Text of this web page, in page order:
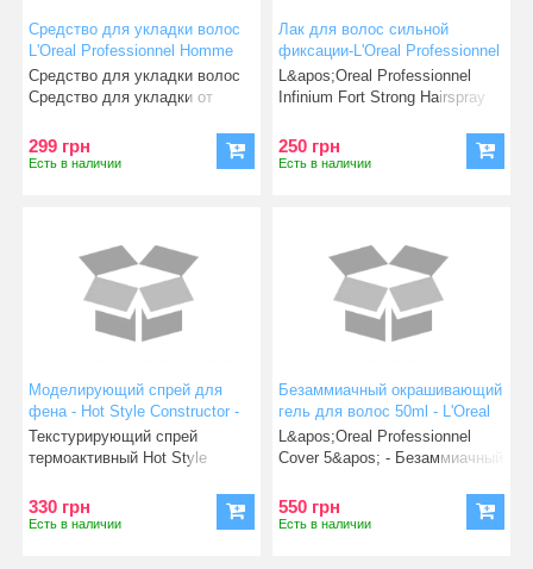
Средство для укладки волос
L'Oreal Professionnel Homme
MAT Haltegrad 4 Pomade mit
Matt-Effekt 80 ml
Средство для укладки волос
Средство для укладки от
299 грн
Есть в наличии
Лак для волос сильной
фиксации-L'Oreal Professionnel
Infinium Fort Strong Hairspray
500ml
L&apos;Oreal Professionnel
Infinium Fort Strong Hairspray
250 грн
Есть в наличии
Моделирующий спрей для
фена - Hot Style Constructor -
Текстурирующий спрей
термоактивный Hot Style
330 грн
Есть в наличии
Безаммиачный окрашивающий
гель для волос 50ml - L'Oreal
Professionnel Cover 5 №4
(Шатен)
L&apos;Oreal Professionnel
Cover 5&apos; - Безаммиачный
550 грн
Есть в наличии